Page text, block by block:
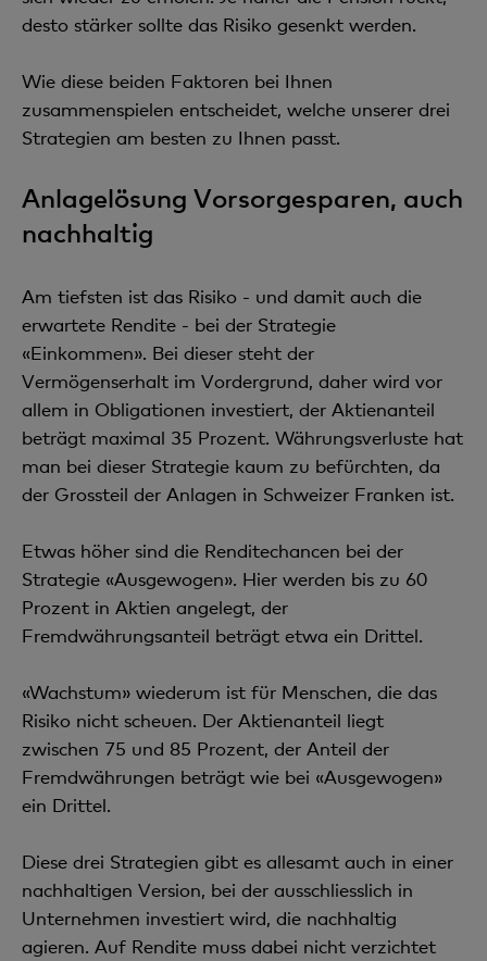
desto stärker sollte das Risiko gesenkt werden.
Wie diese beiden Faktoren bei Ihnen
zusammenspielen entscheidet, welche unserer drei
Strategien am besten zu Ihnen passt.
Anlagelösung Vorsorgesparen, auch
nachhaltig
Am tiefsten ist das Risiko - und damit auch die
erwartete Rendite - bei der Strategie
«Einkommen». Bei dieser steht der
Vermögenserhalt im Vordergrund, daher wird vor
allem in Obligationen investiert, der Aktienanteil
beträgt maximal 35 Prozent. Währungsverluste hat
man bei dieser Strategie kaum zu befürchten, da
der Grossteil der Anlagen in Schweizer Franken ist.
Etwas höher sind die Renditechancen bei der
Strategie «Ausgewogen». Hier werden bis zu 60
Prozent in Aktien angelegt, der
Fremdwährungsanteil beträgt etwa ein Drittel.
«Wachstum» wiederum ist für Menschen, die das
Risiko nicht scheuen. Der Aktienanteil liegt
zwischen 75 und 85 Prozent, der Anteil der
Fremdwährungen beträgt wie bei «Ausgewogen»
ein Drittel.
Diese drei Strategien gibt es allesamt auch in einer
nachhaltigen Version, bei der ausschliesslich in
Unternehmen investiert wird, die nachhaltig
agieren. Auf Rendite muss dabei nicht verzichtet